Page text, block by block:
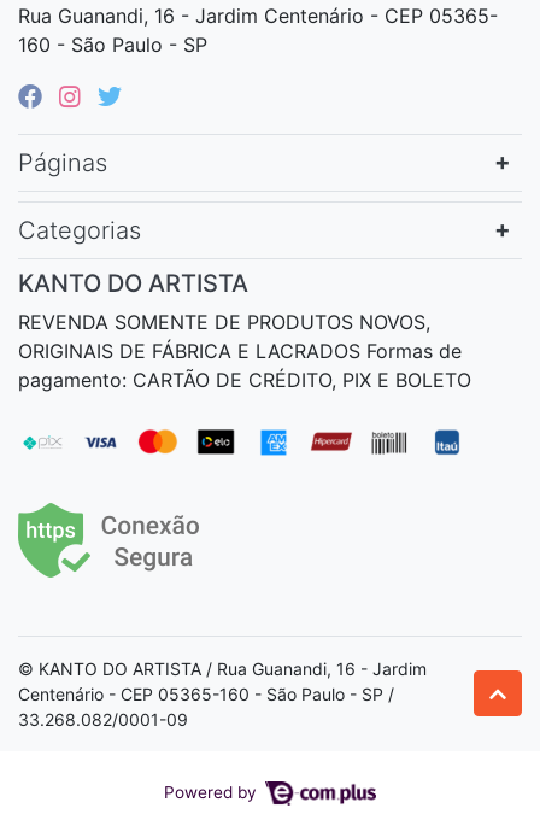
Rua Guanandi, 16 - Jardim Centenário - CEP 05365-
160 - São Paulo - SP
Páginas
Categorias
KANTO DO ARTISTA
REVENDA SOMENTE DE PRODUTOS NOVOS,
ORIGINAIS DE FÁBRICA E LACRADOS Formas de
pagamento: CARTÃO DE CRÉDITO, PIX E BOLETO
© KANTO DO ARTISTA / Rua Guanandi, 16 - Jardim
Centenário - CEP 05365-160 - São Paulo - SP /
33.268.082/0001-09
Powered by